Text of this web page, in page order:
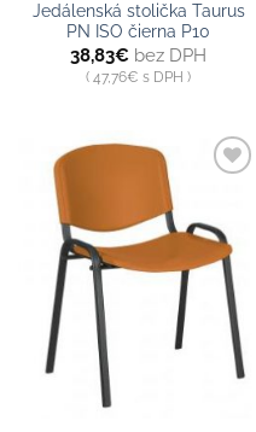
Jedálenská stolička Taurus
PN ISO čierna P10
38,83€ bez DPH
47,76€ s DPH